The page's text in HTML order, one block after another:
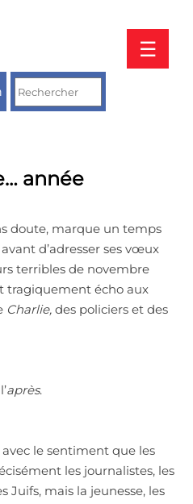
☰
année
doute, marque un temps
d’adresser ses vœux
terribles de novembre
tragiquement écho aux
Charlie, des policiers et des
après.
avec le sentiment que les
les journalistes, les
Juifs, mais la jeunesse, les